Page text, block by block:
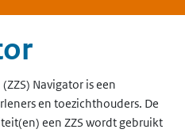
Navigator is een
en toezichthouders. De
een ZZS wordt gebruikt